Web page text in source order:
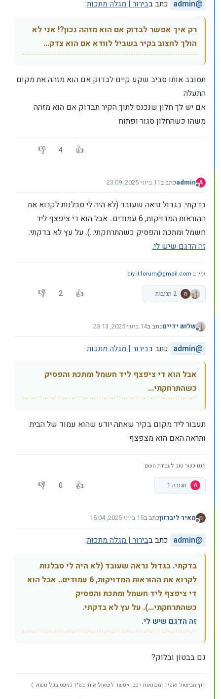
@
admin כתב בבירור | מגלה מתכות:
רק איך אפשר לבדוק אם הוא מזהה נכון?! אני לא
הולך לחצוב בקיר בשביל לוודא אם הוא צדק...
תסובב אותו סביב שקע קיים לבדוק אם הוא מזהה את מקום
התעלה
אם יש לך חלון שנכנס לתוך הקיר תבדוק אם הוא מזהה
משהו כשהחלון סגור ופתוח
4
A
מנותק
adminכתב ב11 ביוני 2025, 23:09
נערך לאחרונה על ידי
בדקתי. בגדול נראה שעובד (לא היה לי סבלנות לקרוא את
ההוראות המדויקות, 6 עמודים.. אבל הוא די ציפצף ליד
חשמל ומתכת והפסיק כשהתרחקתי...). על עץ לא בדקתי.
זה הדגם שיש לי.
זמין ב diy.il.forum@gmail.com
2 תגובות 2
מנותק
שלוש ידייםכתב ב14 ביוני 2025, 23:13
נערך לאחרונה על ידי
@
admin כתב בבירור | מגלה מתכות:
אבל הוא די ציפצף ליד חשמל ומתכת והפסיק
כשהתרחקתי...
תעבור ליד מקום בקיר שאתה יודע שהוא עמוד של הבית
ותראה האם הוא מצפצף
מנגו כשר טוב לעבודת השם
A תגובה 1 0
מנותק
מאיר ליברזוןכתב ב15 ביוני 2025, 15:04
נערך לאחרונה על ידי
@
admin כתב בבירור | מגלה מתכות:
בדקתי. בגדול נראה שעובד (לא היה לי סבלנות
לקרוא את ההוראות המדויקות, 6 עמודים.. אבל הוא
די ציפצף ליד חשמל ומתכת והפסיק
כשהתרחקתי...). על עץ לא בדקתי.
זה הדגם שיש לי.
גם בבטון ובלוק?
חוץ מבישול ואפיה ומכונאות רכב, אפשר לשאול אותי בס"ד כמעט בכל נושא :)